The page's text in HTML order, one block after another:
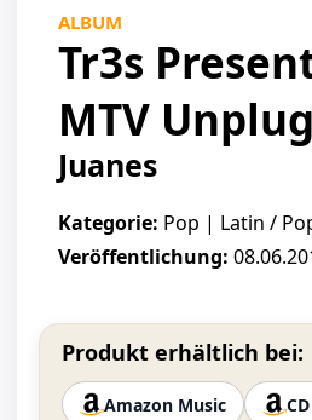
ALBUM
Tr3s
MTV
Juanes
Kategorie: Pop | Latin /
Veröffentlichung:
Produkt erhältlich bei:
Amazon Music